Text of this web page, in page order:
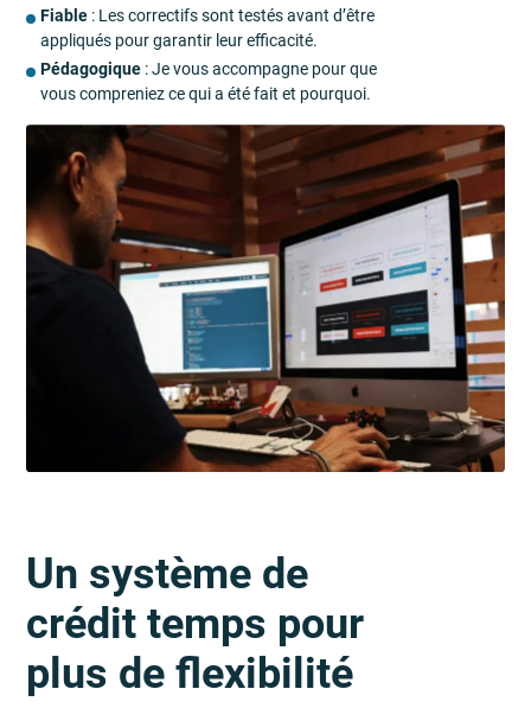
Fiable : Les correctifs sont testés avant d’être
appliqués pour garantir leur efficacité.
Pédagogique : Je vous accompagne pour que
vous compreniez ce qui a été fait et pourquoi.
Un système de
crédit temps pour
plus de flexibilité